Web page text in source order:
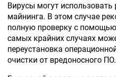
Вирусы могут
майнинга. В этом случае
полную проверку с
самых крайних случаях
переустановка
очистки от вредоносного ПО.